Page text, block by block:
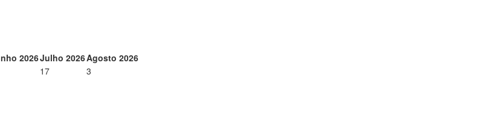
2026Julho 2026Agosto 2026
17 3